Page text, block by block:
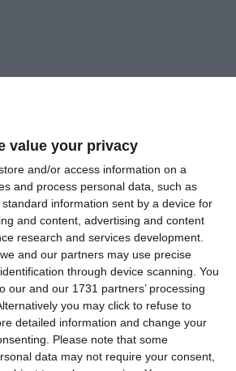
value your privacy
and/or access information on a
and process personal data, such as
information sent by a device for
and content, advertising and content
research and services development.
and our partners may use precise
through device scanning. You
our and our 1731 partners’ processing
you may click to refuse to
detailed information and change your
Please note that some
data may not require your consent,
ne ca sursă în Google
ne pe Google News
ne pe Whatsapp